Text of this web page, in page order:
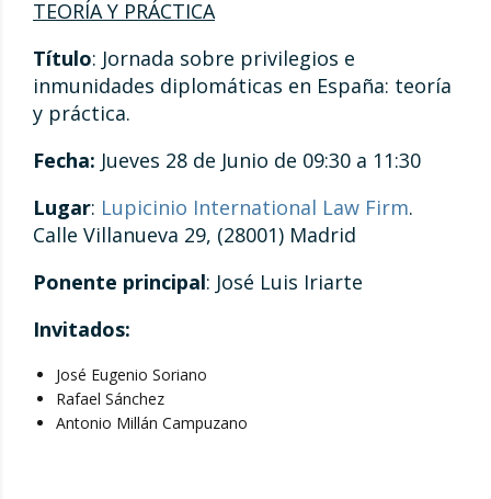
TEORÍA Y PRÁCTICA
Título: Jornada sobre privilegios e
inmunidades diplomáticas en España: teoría
y práctica.
Fecha: Jueves 28 de Junio de 09:30 a 11:30
Lugar: Lupicinio International Law Firm.
Calle Villanueva 29, (28001) Madrid
Ponente principal: José Luis Iriarte
Invitados:
José Eugenio Soriano
Rafael Sánchez
Antonio Millán Campuzano